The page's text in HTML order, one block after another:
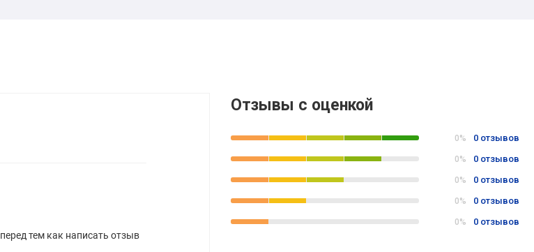
перед тем как написать отзыв
Отзывы с оценкой
0% 0 отзывов
0% 0 отзывов
0% 0 отзывов
0% 0 отзывов
0% 0 отзывов